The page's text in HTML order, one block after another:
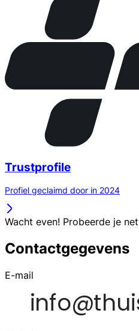
Trustprofile
Profiel geclaimd door in 2024
Wacht even! Probeerde je
Contactgegevens
E-mail